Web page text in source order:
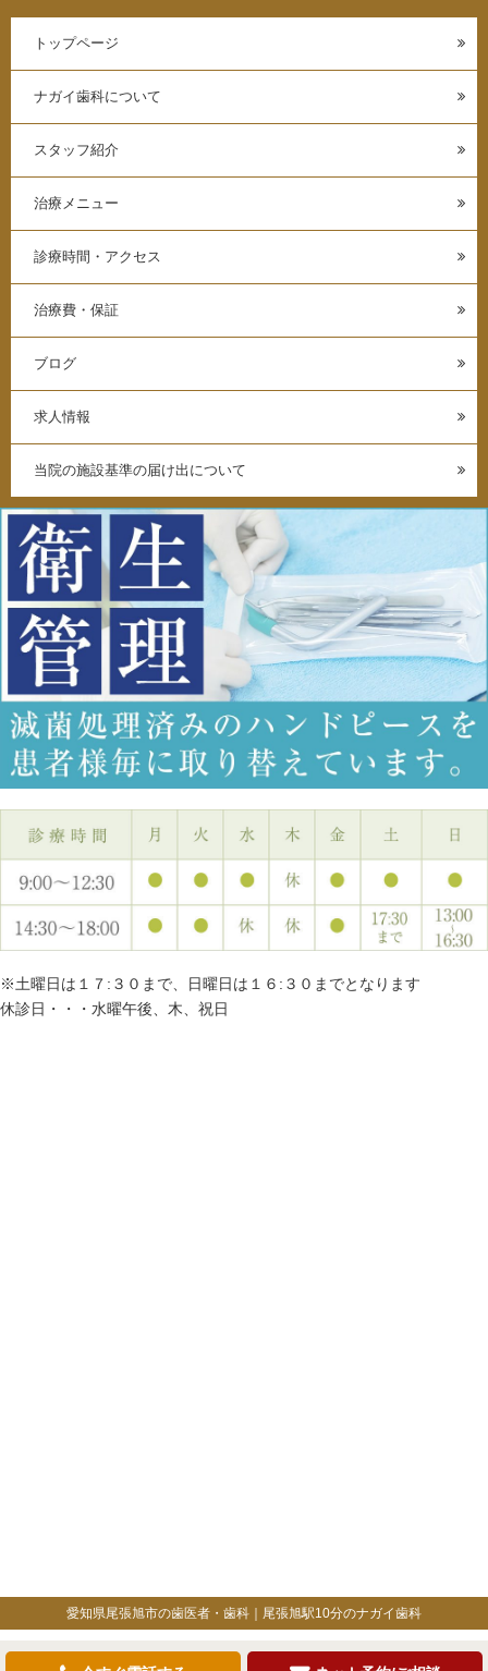
トップページ
ナガイ歯科について
スタッフ紹介
治療メニュー
診療時間・アクセス
治療費・保証
ブログ
求人情報
当院の施設基準の届け出について
※土曜日は１７:３０まで、日曜日は１６:３０までとなります
休診日・・・水曜午後、木、祝日
愛知県尾張旭市の歯医者・歯科｜尾張旭駅10分のナガイ歯科